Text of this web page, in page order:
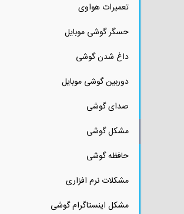
تعمیرات هواوی
حسگر گوشی موبایل
داغ شدن گوشی
دوربین گوشی موبایل
صدای گوشی
مشکل گوشی
حافظه گوشی
مشکلات نرم افزاری
مشکل اینستاگرام گوشی